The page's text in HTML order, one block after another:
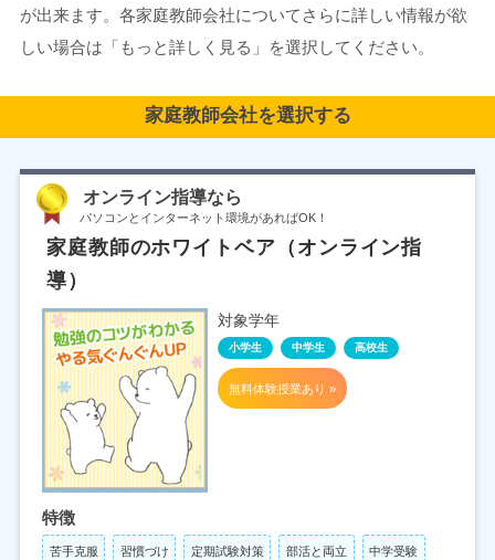
が出来ます。各家庭教師会社についてさらに詳しい情報が欲
しい場合は「もっと詳しく見る」を選択してください。
家庭教師会社を選択する
オンライン指導なら
パソコンとインターネット環境があればOK！
家庭教師のホワイトベア（オンライン指
導）
対象学年
小学生 中学生 高校生
無料体験授業あり »
特徴
苦手克服 習慣づけ 定期試験対策 部活と両立 中学受験